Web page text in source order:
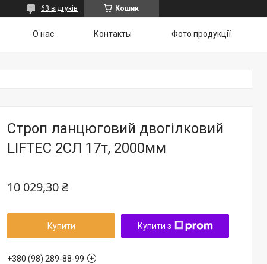
Кошик
63 відгуків
О нас Контакты Фото продукції
Строп ланцюговий двогілковий
LIFTEC 2СЛ 17т, 2000мм
10 029,30 ₴
Купити Купити з
+380 (98) 289-88-99